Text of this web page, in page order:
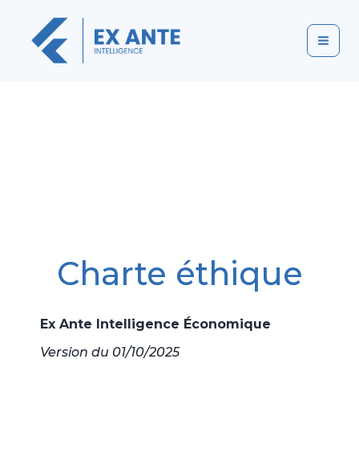
contenu
Charte éthique
Ex Ante Intelligence Économique
Version du 01/10/2025